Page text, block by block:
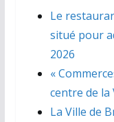
Le
situé pour
2026
«
centre de la
La Ville de